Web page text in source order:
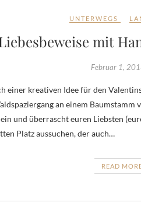
UNTERWEGS
mit
Februar 1,
an einem
und überrascht euren Liebsten
Platz aussuchen, der auch…
READ